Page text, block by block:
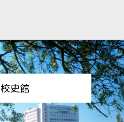
校史館